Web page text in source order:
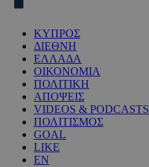
ΚΥΠΡΟΣ
ΔΙΕΘΝΗ
ΕΛΛΑΔΑ
ΟΙΚΟΝΟΜΙΑ
ΠΟΛΙΤΙΚΗ
ΑΠΟΨΕΙΣ
VIDEOS & PODCASTS
ΠΟΛΙΤΙΣΜΟΣ
GOAL
LIKE
EN